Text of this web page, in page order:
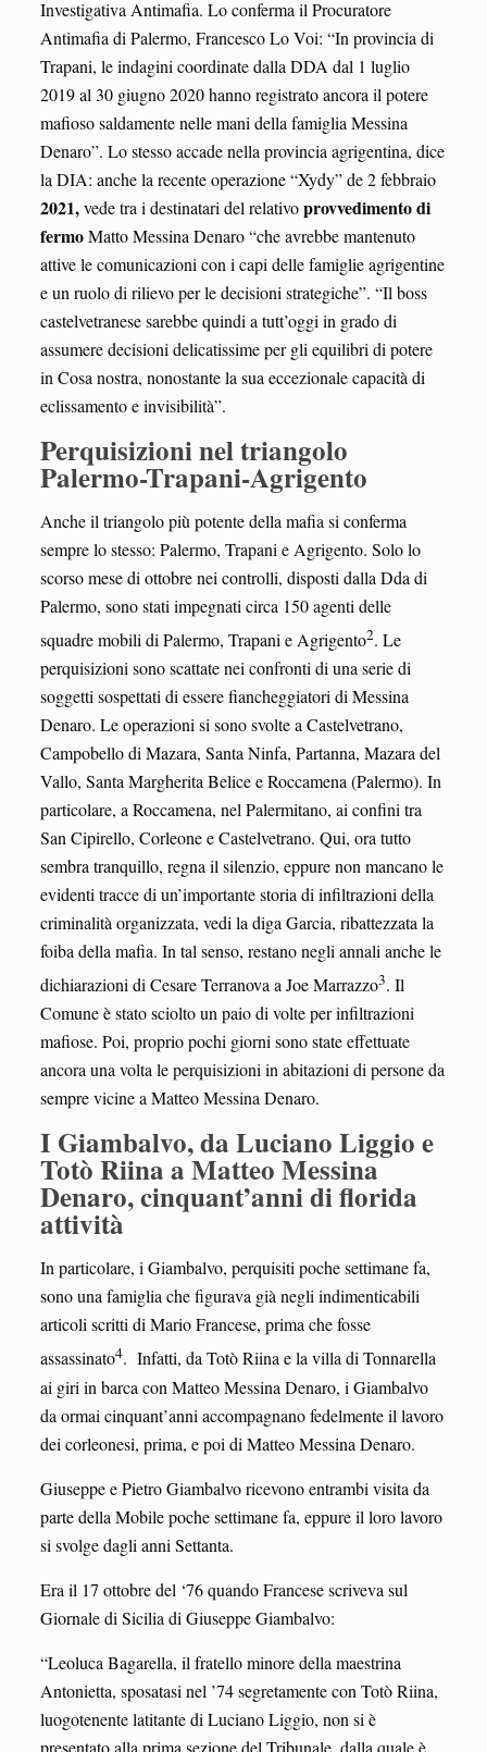
Investigativa Antimafia. Lo conferma il Procuratore
Antimafia di Palermo, Francesco Lo Voi: “In provincia di
Trapani, le indagini coordinate dalla DDA dal 1 luglio
2019 al 30 giugno 2020 hanno registrato ancora il potere
mafioso saldamente nelle mani della famiglia Messina
Denaro”. Lo stesso accade nella provincia agrigentina, dice
la DIA: anche la recente operazione “Xydy” de 2 febbraio
2021,vede tra i destinatari del relativoprovvedimento di
fermoMatto Messina Denaro “che avrebbe mantenuto
attive le comunicazioni con i capi delle famiglie agrigentine
e un ruolo di rilievo per le decisioni strategiche”. “Il boss
castelvetranese sarebbe quindi a tutt’oggi in grado di
assumere decisioni delicatissime per gli equilibri di potere
in Cosa nostra, nonostante la sua eccezionale capacità di
eclissamento e invisibilità”.
Perquisizioni nel triangolo
Palermo-Trapani-Agrigento
Anche il triangolo più potente della mafia si conferma
sempre lo stesso: Palermo, Trapani e Agrigento. Solo lo
scorso mese di ottobre nei controlli, disposti dalla Dda di
Palermo, sono stati impegnati circa 150 agenti delle
squadre mobili di Palermo, Trapani e Agrigento2. Le
perquisizioni sono scattate nei confronti di una serie di
soggetti sospettati di essere fiancheggiatori di Messina
Denaro. Le operazioni si sono svolte a Castelvetrano,
Campobello di Mazara, Santa Ninfa, Partanna, Mazara del
Vallo, Santa Margherita Belice e Roccamena (Palermo). In
particolare, a Roccamena, nel Palermitano, ai confini tra
San Cipirello, Corleone e Castelvetrano. Qui, ora tutto
sembra tranquillo, regna il silenzio, eppure non mancano le
evidenti tracce di un’importante storia di infiltrazioni della
criminalità organizzata, vedi la diga Garcia, ribattezzata la
foiba della mafia. In tal senso, restano negli annali anche le
dichiarazioni di Cesare Terranova a Joe Marrazzo3. Il
Comune è stato sciolto un paio di volte per infiltrazioni
mafiose. Poi, proprio pochi giorni sono state effettuate
ancora una volta le perquisizioni in abitazioni di persone da
sempre vicine a Matteo Messina Denaro.
I Giambalvo, da Luciano Liggio e
Totò Riina a Matteo Messina
Denaro, cinquant’anni di florida
attività
In particolare, i Giambalvo, perquisiti poche settimane fa,
sono una famiglia che figurava già negli indimenticabili
articoli scritti di Mario Francese, prima che fosse
assassinato4. Infatti, da Totò Riina e la villa di Tonnarella
ai giri in barca con Matteo Messina Denaro, i Giambalvo
da ormai cinquant’anni accompagnano fedelmente il lavoro
dei corleonesi, prima, e poi di Matteo Messina Denaro.
Giuseppe e Pietro Giambalvo ricevono entrambi visita da
parte della Mobile poche settimane fa, eppure il loro lavoro
si svolge dagli anni Settanta.
Era il 17 ottobre del ‘76 quando Francese scriveva sul
Giornale di Sicilia di Giuseppe Giambalvo:
“Leoluca Bagarella, il fratello minore della maestrina
Antonietta, sposatasi nel ’74 segretamente con Totò Riina,
luogotenente latitante di Luciano Liggio, non si è
presentato alla prima sezione del Tribunale, dalla quale è